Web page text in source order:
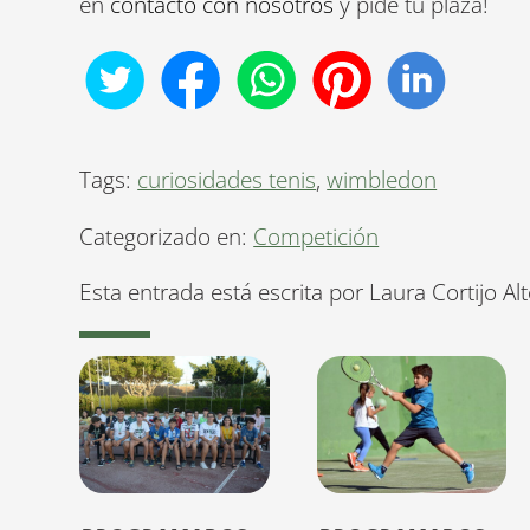
Tags: curiosidades tenis,wimbledon
Categorizado en: Competición
Esta entrada está escrita por Laura Cortijo